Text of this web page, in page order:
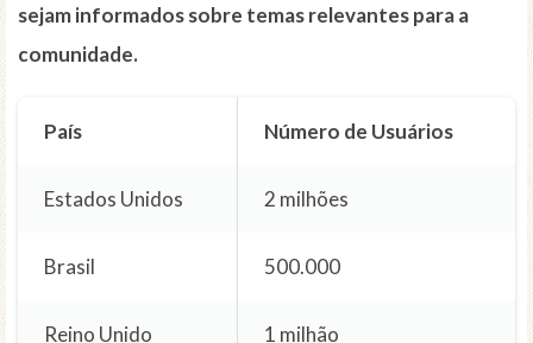
sejam informados sobre temas relevantes para a
comunidade.
País Número de Usuários
Estados Unidos 2 milhões
Brasil 500.000
Reino Unido 1 milhão